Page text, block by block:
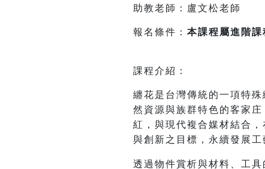
助教老師：盧文松老師
報名條件： 本課程屬進階課
課程介紹：
纏花是台灣傳統的一項特
然資源與族群特色的客家
紅，與現代複合媒材結合
與創新之目標，永續發展工
透過物件賞析與材料、工